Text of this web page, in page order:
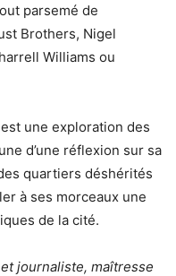
parsemé de
Brothers, Nigel
Williams ou
est une exploration des
d’une réflexion sur sa
quartiers déshérités
à ses morceaux une
de la cité.
journaliste, maîtresse